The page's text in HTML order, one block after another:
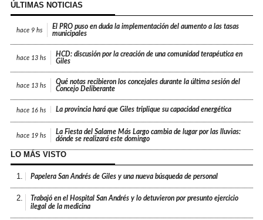
ÚLTIMAS NOTICIAS
hace 9 hs
El PRO puso en duda la implementación del aumento a las tasas
municipales
hace 13 hs
HCD: discusión por la creación de una comunidad terapéutica en
Giles
hace 13 hs
Qué notas recibieron los concejales durante la última sesión del
Concejo Deliberante
hace 16 hs La provincia hará que Giles triplique su capacidad energética
hace 19 hs
La Fiesta del Salame Más Largo cambia de lugar por las lluvias:
dónde se realizará este domingo
LO MÁS VISTO
1. Papelera San Andrés de Giles y una nueva búsqueda de personal
2.
Trabajó en el Hospital San Andrés y lo detuvieron por presunto ejercicio
ilegal de la medicina